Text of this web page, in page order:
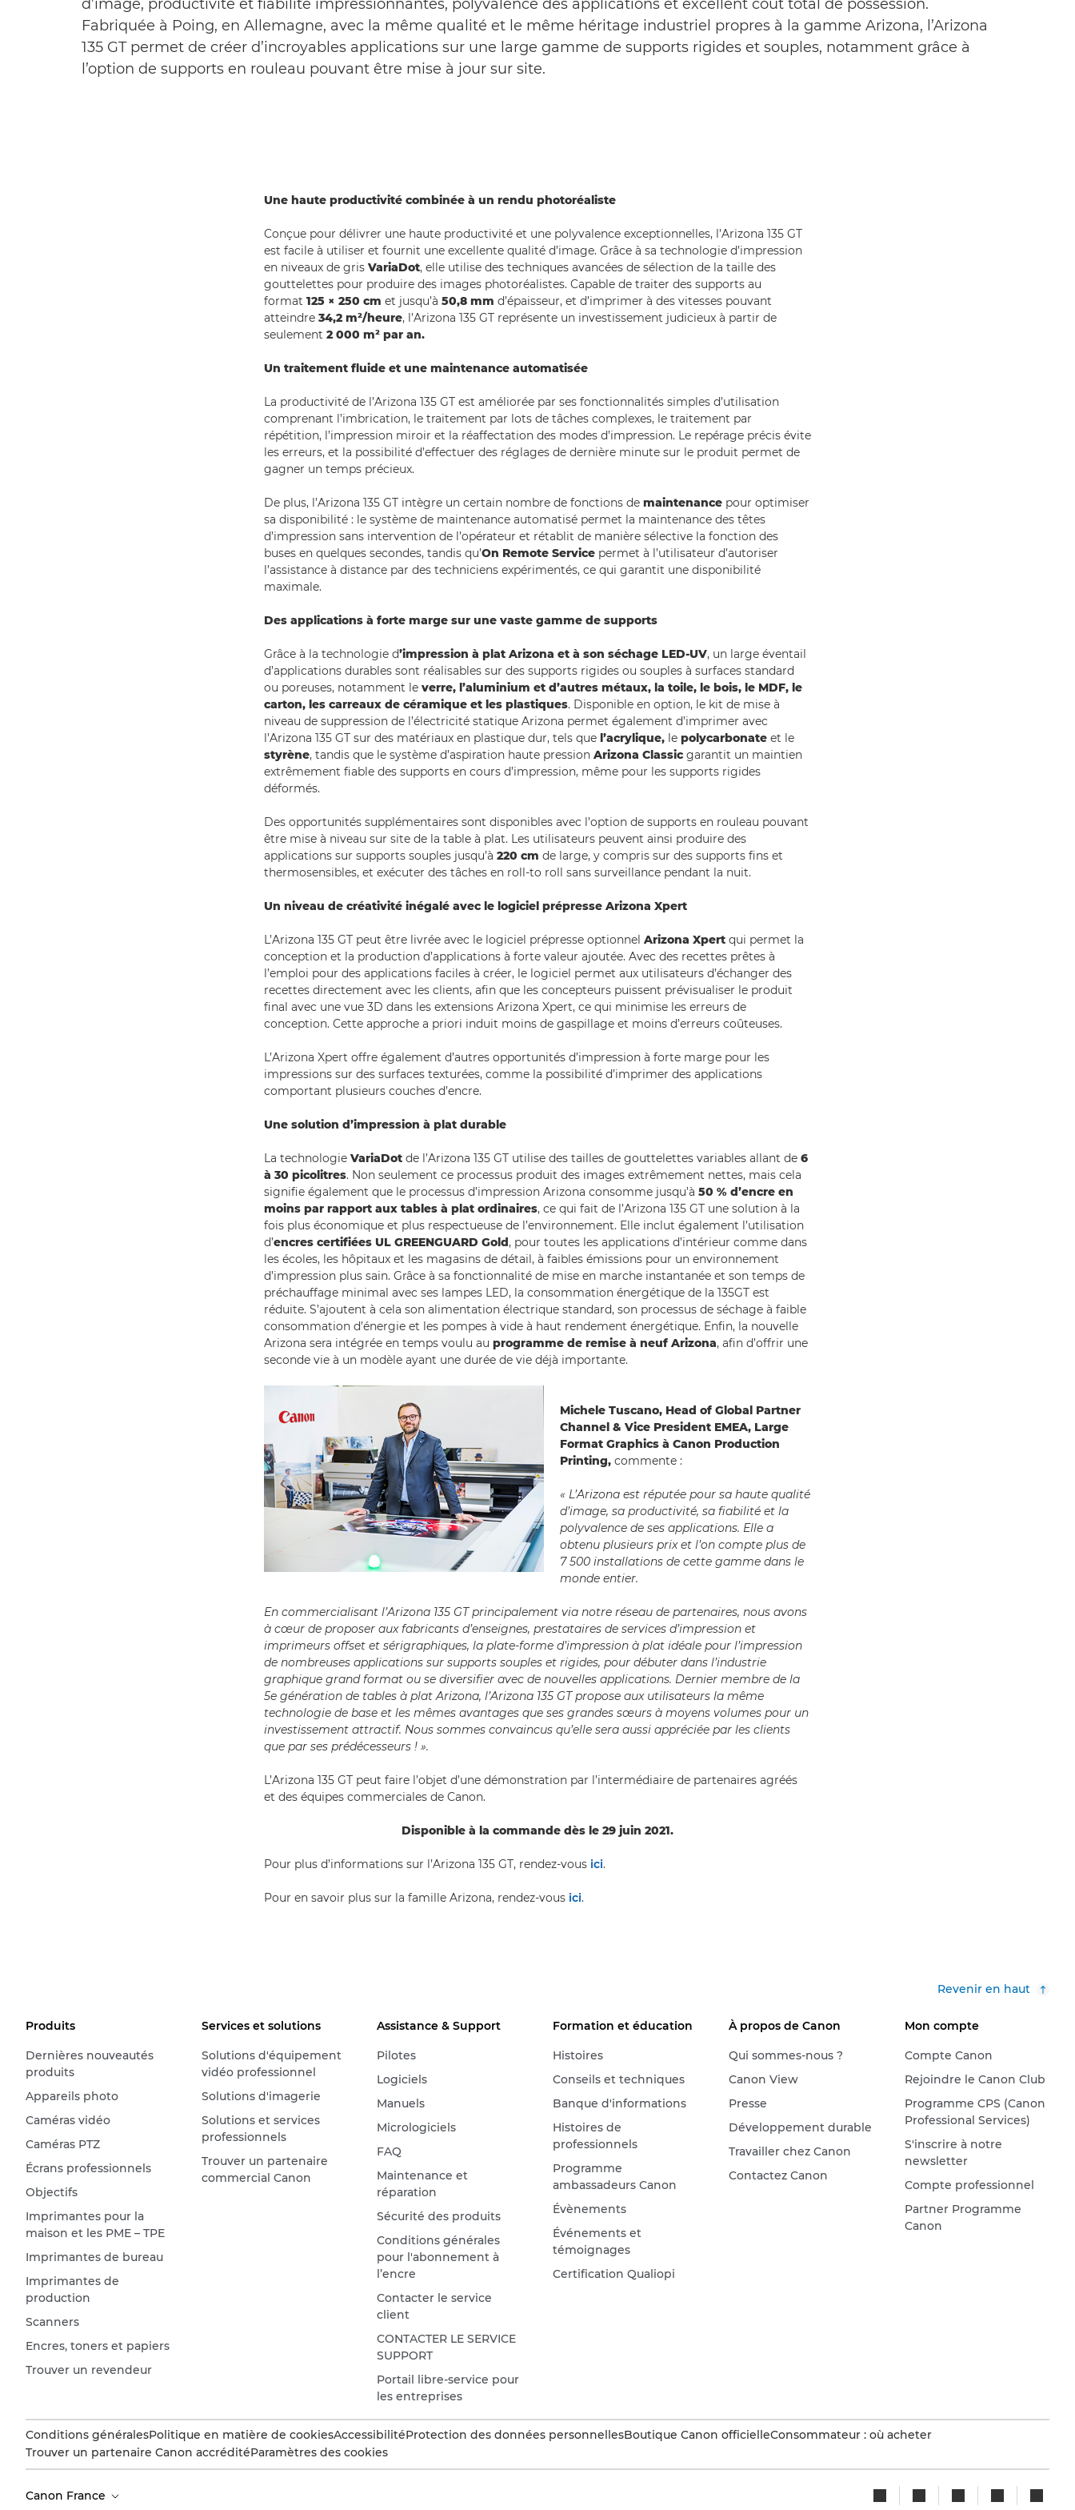
d’image, productivité et fiabilité impressionnantes, polyvalence des applications et excellent coût total de possession.
Fabriquée à Poing, en Allemagne, avec la même qualité et le même héritage industriel propres à la gamme Arizona, l’Arizona
135 GT permet de créer d’incroyables applications sur une large gamme de supports rigides et souples, notamment grâce à
l’option de supports en rouleau pouvant être mise à jour sur site.
Une haute productivité combinée à un rendu photoréaliste
Conçue pour délivrer une haute productivité et une polyvalence exceptionnelles, l’Arizona 135 GT
est facile à utiliser et fournit une excellente qualité d’image. Grâce à sa technologie d’impression
en niveaux de gris VariaDot, elle utilise des techniques avancées de sélection de la taille des
gouttelettes pour produire des images photoréalistes. Capable de traiter des supports au
format 125 × 250 cm et jusqu’à 50,8 mm d’épaisseur, et d’imprimer à des vitesses pouvant
atteindre 34,2 m²/heure, l’Arizona 135 GT représente un investissement judicieux à partir de
seulement 2 000 m² par an.
Un traitement fluide et une maintenance automatisée
La productivité de l’Arizona 135 GT est améliorée par ses fonctionnalités simples d’utilisation
comprenant l’imbrication, le traitement par lots de tâches complexes, le traitement par
répétition, l’impression miroir et la réaffectation des modes d’impression. Le repérage précis évite
les erreurs, et la possibilité d’effectuer des réglages de dernière minute sur le produit permet de
gagner un temps précieux.
De plus, l’Arizona 135 GT intègre un certain nombre de fonctions de maintenance pour optimiser
sa disponibilité : le système de maintenance automatisé permet la maintenance des têtes
d’impression sans intervention de l’opérateur et rétablit de manière sélective la fonction des
buses en quelques secondes, tandis qu’On Remote Service permet à l’utilisateur d’autoriser
l’assistance à distance par des techniciens expérimentés, ce qui garantit une disponibilité
maximale.
Des applications à forte marge sur une vaste gamme de supports
Grâce à la technologie d’impression à plat Arizona et à son séchage LED-UV, un large éventail
d’applications durables sont réalisables sur des supports rigides ou souples à surfaces standard
ou poreuses, notamment le verre, l’aluminium et d’autres métaux, la toile, le bois, le MDF, le
carton, les carreaux de céramique et les plastiques. Disponible en option, le kit de mise à
niveau de suppression de l’électricité statique Arizona permet également d’imprimer avec
l’Arizona 135 GT sur des matériaux en plastique dur, tels que l’acrylique, le polycarbonate et le
styrène, tandis que le système d’aspiration haute pression Arizona Classic garantit un maintien
extrêmement fiable des supports en cours d’impression, même pour les supports rigides
déformés.
Des opportunités supplémentaires sont disponibles avec l’option de supports en rouleau pouvant
être mise à niveau sur site de la table à plat. Les utilisateurs peuvent ainsi produire des
applications sur supports souples jusqu’à 220 cm de large, y compris sur des supports fins et
thermosensibles, et exécuter des tâches en roll-to roll sans surveillance pendant la nuit.
Un niveau de créativité inégalé avec le logiciel prépresse Arizona Xpert
L’Arizona 135 GT peut être livrée avec le logiciel prépresse optionnel Arizona Xpert qui permet la
conception et la production d’applications à forte valeur ajoutée. Avec des recettes prêtes à
l’emploi pour des applications faciles à créer, le logiciel permet aux utilisateurs d’échanger des
recettes directement avec les clients, afin que les concepteurs puissent prévisualiser le produit
final avec une vue 3D dans les extensions Arizona Xpert, ce qui minimise les erreurs de
conception. Cette approche a priori induit moins de gaspillage et moins d’erreurs coûteuses.
L’Arizona Xpert offre également d’autres opportunités d’impression à forte marge pour les
impressions sur des surfaces texturées, comme la possibilité d’imprimer des applications
comportant plusieurs couches d’encre.
Une solution d’impression à plat durable
La technologie VariaDot de l’Arizona 135 GT utilise des tailles de gouttelettes variables allant de 6
à 30 picolitres. Non seulement ce processus produit des images extrêmement nettes, mais cela
signifie également que le processus d’impression Arizona consomme jusqu’à 50 % d’encre en
moins par rapport aux tables à plat ordinaires, ce qui fait de l’Arizona 135 GT une solution à la
fois plus économique et plus respectueuse de l’environnement. Elle inclut également l’utilisation
d’encres certifiées UL GREENGUARD Gold, pour toutes les applications d’intérieur comme dans
les écoles, les hôpitaux et les magasins de détail, à faibles émissions pour un environnement
d’impression plus sain. Grâce à sa fonctionnalité de mise en marche instantanée et son temps de
préchauffage minimal avec ses lampes LED, la consommation énergétique de la 135GT est
réduite. S’ajoutent à cela son alimentation électrique standard, son processus de séchage à faible
consommation d’énergie et les pompes à vide à haut rendement énergétique. Enfin, la nouvelle
Arizona sera intégrée en temps voulu au programme de remise à neuf Arizona, afin d’offrir une
seconde vie à un modèle ayant une durée de vie déjà importante.
Michele Tuscano, Head of Global Partner
Channel & Vice President EMEA, Large
Format Graphics à Canon Production
Printing, commente :
« L’Arizona est réputée pour sa haute qualité
d’image, sa productivité, sa fiabilité et la
polyvalence de ses applications. Elle a
obtenu plusieurs prix et l’on compte plus de
7 500 installations de cette gamme dans le
monde entier.
En commercialisant l’Arizona 135 GT principalement via notre réseau de partenaires, nous avons
à cœur de proposer aux fabricants d’enseignes, prestataires de services d’impression et
imprimeurs offset et sérigraphiques, la plate-forme d’impression à plat idéale pour l’impression
de nombreuses applications sur supports souples et rigides, pour débuter dans l’industrie
graphique grand format ou se diversifier avec de nouvelles applications. Dernier membre de la
5e génération de tables à plat Arizona, l’Arizona 135 GT propose aux utilisateurs la même
technologie de base et les mêmes avantages que ses grandes sœurs à moyens volumes pour un
investissement attractif. Nous sommes convaincus qu’elle sera aussi appréciée par les clients
que par ses prédécesseurs ! ».
L’Arizona 135 GT peut faire l’objet d’une démonstration par l’intermédiaire de partenaires agréés
et des équipes commerciales de Canon.
Disponible à la commande dès le 29 juin 2021.
Pour plus d’informations sur l’Arizona 135 GT, rendez-vous ici.
Pour en savoir plus sur la famille Arizona, rendez-vous ici.
Revenir en haut
Produits
Dernières nouveautés
produits
Appareils photo
Caméras vidéo
Caméras PTZ
Écrans professionnels
Objectifs
Imprimantes pour la
maison et les PME – TPE
Imprimantes de bureau
Imprimantes de
production
Scanners
Encres, toners et papiers
Trouver un revendeur
Services et solutions
Solutions d'équipement
vidéo professionnel
Solutions d'imagerie
Solutions et services
professionnels
Trouver un partenaire
commercial Canon
Assistance & Support
Pilotes
Logiciels
Manuels
Micrologiciels
FAQ
Maintenance et
réparation
Sécurité des produits
Conditions générales
pour l'abonnement à
l’encre
Contacter le service
client
CONTACTER LE SERVICE
SUPPORT
Portail libre-service pour
les entreprises
Formation et éducation
Histoires
Conseils et techniques
Banque d'informations
Histoires de
professionnels
Programme
ambassadeurs Canon
Évènements
Événements et
témoignages
Certification Qualiopi
À propos de Canon
Qui sommes-nous ?
Canon View
Presse
Développement durable
Travailler chez Canon
Contactez Canon
Mon compte
Compte Canon
Rejoindre le Canon Club
Programme CPS (Canon
Professional Services)
S'inscrire à notre
newsletter
Compte professionnel
Partner Programme
Canon
Conditions généralesPolitique en matière de cookiesAccessibilitéProtection des données personnellesBoutique Canon officielleConsommateur : où acheter
Trouver un partenaire Canon accréditéParamètres des cookies
Canon France